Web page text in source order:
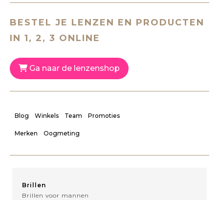
BESTEL JE LENZEN EN PRODUCTEN
IN 1, 2, 3 ONLINE
Ga naar de lenzenshop
Blog Winkels Team Promoties
Merken Oogmeting
Brillen
Brillen voor mannen